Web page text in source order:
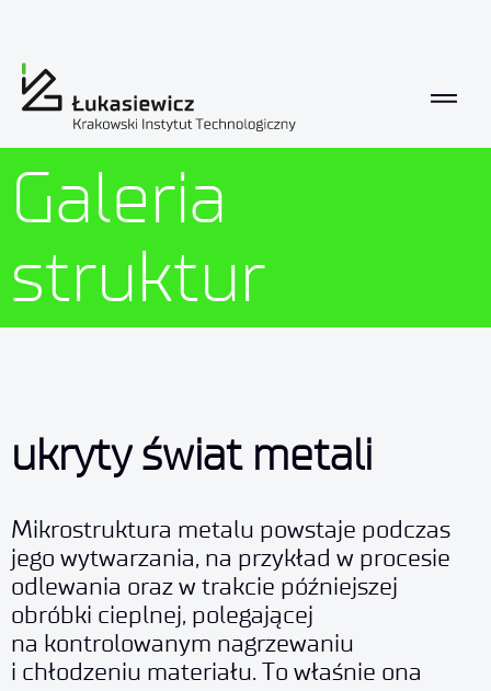
Galeria struktur
Galeria
struktur
ukryty świat metali
Mikrostruktura metalu powstaje podczas
jego wytwarzania, na przykład w procesie
odlewania oraz w trakcie późniejszej
obróbki cieplnej, polegającej
na kontrolowanym nagrzewaniu
i chłodzeniu materiału. To właśnie ona